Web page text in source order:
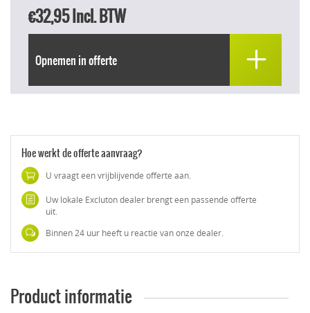
€32,95Incl. BTW
Opnemen in offerte
Hoe werkt de offerte aanvraag?
U vraagt een vrijblijvende offerte aan.
Uw lokale Excluton dealer brengt een passende offerte
uit.
Binnen 24 uur heeft u reactie van onze dealer.
Product informatie